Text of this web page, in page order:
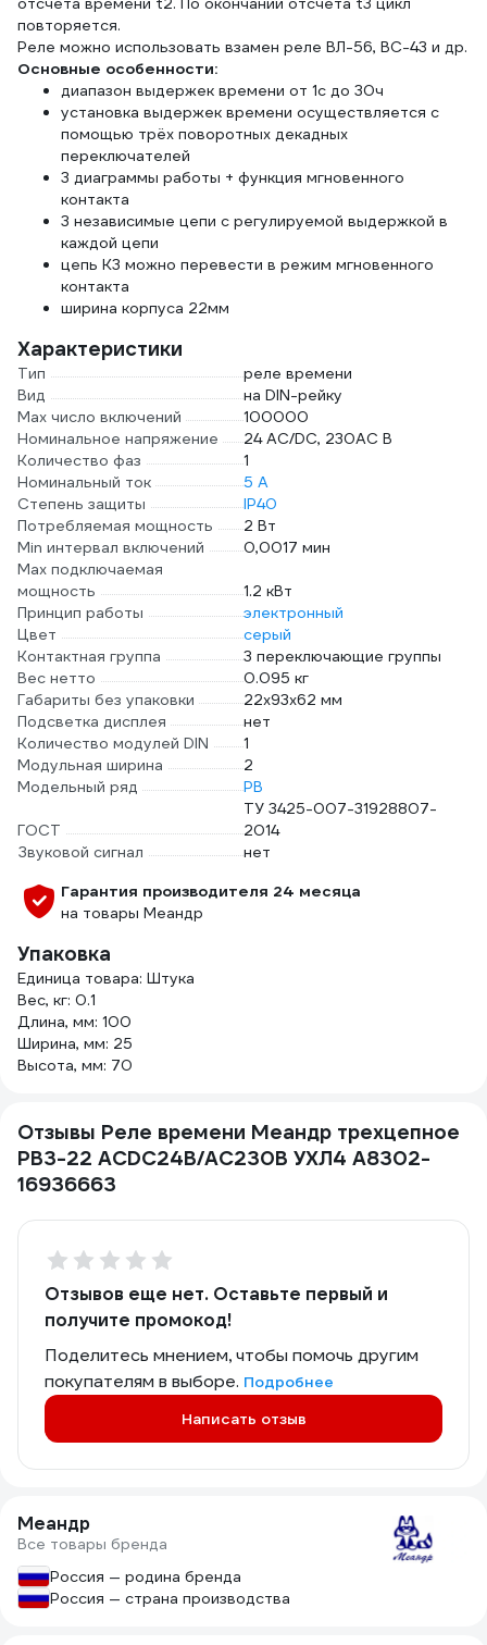
повторяется.
Реле можно использовать взамен реле ВЛ-56, ВС-43 и др.
Основные особенности:
диапазон выдержек времени от 1с до 30ч
установка выдержек времени осуществляется с
помощью трёх поворотных декадных
переключателей
3 диаграммы работы + функция мгновенного
контакта
3 независимые цепи с регулируемой выдержкой в
каждой цепи
цепь К3 можно перевести в режим мгновенного
контакта
ширина корпуса 22мм
Характеристики
Тип
реле времени
Вид
на DIN-рейку
Max число включений
100000
Номинальное напряжение
24 AC/DC, 230AC В
Количество фаз
1
Номинальный ток
5 А
Степень защиты
IP40
Потребляемая мощность
2 Вт
Min интервал включений
0,0017 мин
Max подключаемая
мощность
1.2 кВт
Принцип работы
электронный
Цвет
серый
Контактная группа
3 переключающие группы
Вес нетто
0.095 кг
Габариты без упаковки
22х93х62 мм
Подсветка дисплея
нет
Количество модулей DIN
1
Модульная ширина
2
Модельный ряд
РВ
ГОСТ
ТУ 3425-007-31928807-
2014
Звуковой сигнал
нет
Гарантия производителя 24 месяца
на товары Меандр
Упаковка
Единица товара: Штука
Вес, кг: 0.1
Длина, мм: 100
Ширина, мм: 25
Высота, мм: 70
Отзывы Реле времени Меандр трехцепное
РВ3-22 ACDC24B/AC230B УХЛ4 A8302-
16936663
Отзывов еще нет. Оставьте первый и
получите промокод!
Поделитесь мнением, чтобы помочь другим
покупателям в выборе. Подробнее
Написать отзыв
Меандр
Все товары бренда
Россия — родина бренда
Россия — страна производства